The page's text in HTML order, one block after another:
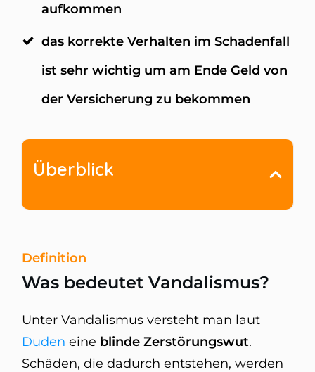
aufkommen
das korrekte Verhalten im Schadenfall
ist sehr wichtig um am Ende Geld von
der Versicherung zu bekommen
Überblick
Definition
Was bedeutet Vandalismus?
Unter Vandalismus versteht man laut
Duden eine blinde Zerstörungswut.
Schäden, die dadurch entstehen, werden